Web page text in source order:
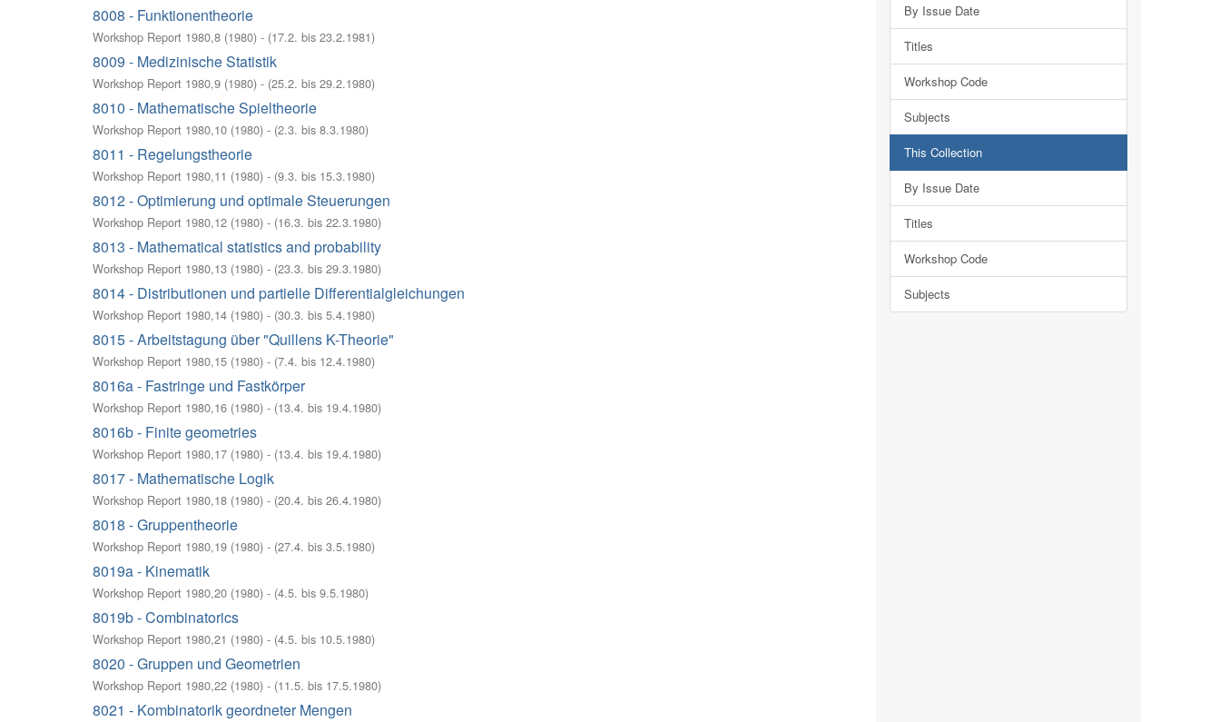
8008 - Funktionentheorie
Workshop Report 1980,8 (1980) - (17.2. bis 23.2.1981)
8009 - Medizinische Statistik
Workshop Report 1980,9 (1980) - (25.2. bis 29.2.1980)
8010 - Mathematische Spieltheorie
Workshop Report 1980,10 (1980) - (2.3. bis 8.3.1980)
8011 - Regelungstheorie
Workshop Report 1980,11 (1980) - (9.3. bis 15.3.1980)
8012 - Optimierung und optimale Steuerungen
Workshop Report 1980,12 (1980) - (16.3. bis 22.3.1980)
8013 - Mathematical statistics and probability
Workshop Report 1980,13 (1980) - (23.3. bis 29.3.1980)
8014 - Distributionen und partielle Differentialgleichungen
Workshop Report 1980,14 (1980) - (30.3. bis 5.4.1980)
8015 - Arbeitstagung über "Quillens K-Theorie"
Workshop Report 1980,15 (1980) - (7.4. bis 12.4.1980)
8016a - Fastringe und Fastkörper
Workshop Report 1980,16 (1980) - (13.4. bis 19.4.1980)
8016b - Finite geometries
Workshop Report 1980,17 (1980) - (13.4. bis 19.4.1980)
8017 - Mathematische Logik
Workshop Report 1980,18 (1980) - (20.4. bis 26.4.1980)
8018 - Gruppentheorie
Workshop Report 1980,19 (1980) - (27.4. bis 3.5.1980)
8019a - Kinematik
Workshop Report 1980,20 (1980) - (4.5. bis 9.5.1980)
8019b - Combinatorics
Workshop Report 1980,21 (1980) - (4.5. bis 10.5.1980)
8020 - Gruppen und Geometrien
Workshop Report 1980,22 (1980) - (11.5. bis 17.5.1980)
8021 - Kombinatorik geordneter Mengen
By Issue Date
Titles
Workshop Code
Subjects
This Collection
By Issue Date
Titles
Workshop Code
Subjects